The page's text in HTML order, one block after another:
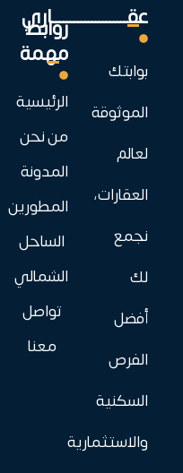
عقـــــــــــــــــــــاري
بوابتك
الموثوقة
لعالم
العقارات،
نجمع
لك
أفضل
الفرص
السكنية
والاستثمارية
روابط
مهمة
الرئيسية
من نحن
المدونة
المطورين
الساحل
الشمالي
تواصل
معنا